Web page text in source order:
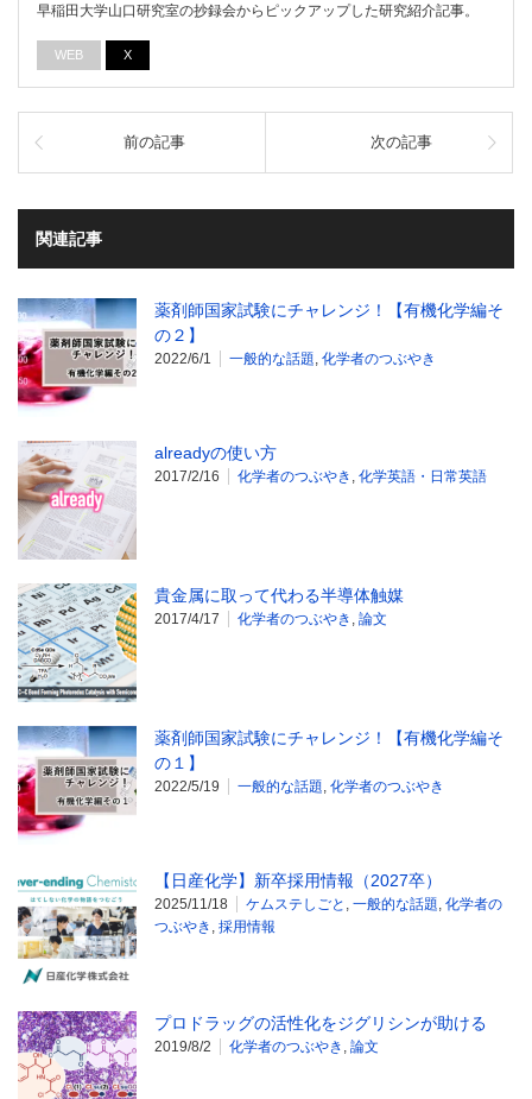
早稲田大学山口研究室の抄録会からピックアップした研究紹介記事。
WEB X
前の記事 次の記事
関連記事
薬剤師国家試験にチャレンジ！【有機化学編そ
の２】
2022/6/1 一般的な話題, 化学者のつぶやき
alreadyの使い方
2017/2/16 化学者のつぶやき , 化学英語・日常英語
貴金属に取って代わる半導体触媒
2017/4/17 化学者のつぶやき , 論文
薬剤師国家試験にチャレンジ！【有機化学編そ
の１】
2022/5/19 一般的な話題, 化学者のつぶやき
【日産化学】新卒採用情報（2027卒）
2025/11/18 ケムステしごと , 一般的な話題, 化学者の
つぶやき , 採用情報
プロドラッグの活性化をジグリシンが助ける
2019/8/2 化学者のつぶやき , 論文